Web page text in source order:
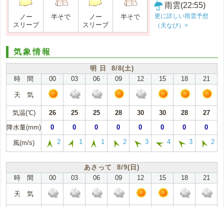
ノー
スリーブ
半そで
ノー
スリーブ
半そで
雨雲(22:55)
更に詳しい雨雲予想
（天なび）>
気象情報
明 日 8/8(土)
時 間
00 03 06 09 12 15 18 21
天 気
気温(℃) 26 25 25 28 30 30 28
27
降水量(mm)
0 0 0 0 0 0 0 0
風(m/s) 2 1 1 2 3 4 3 2
あさって 8/9(日)
時 間
00 03 06 09 12 15 18 21
天 気